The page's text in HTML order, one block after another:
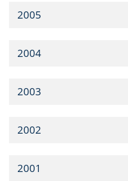
2005
2004
2003
2002
2001